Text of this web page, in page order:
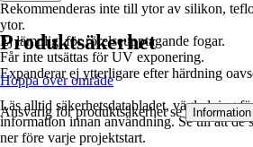
Rekommenderas inte till ytor av silikon,
ytor.
Ej lämpligt för rörelseupptagande fogar.
Får inte utsättas för UV exponering.
Expanderar ej ytterligare efter härdning
Läs alltid säkerhetsdatabladet, vägledning
information innan användning. Se till att de
ner före varje projektstart.
Produktsäkerhet
Hoppa över område
Ansvarig för produktsäkerhet se